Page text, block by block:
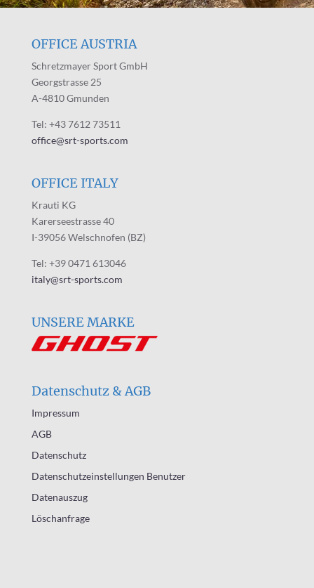
OFFICE AUSTRIA
Schretzmayer Sport GmbH
Georgstrasse 25
A-4810 Gmunden
Tel: +43 7612 73511
office@srt-sports.com
OFFICE ITALY
Krauti KG
Karerseestrasse 40
I-39056 Welschnofen (BZ)
Tel: +39 0471 613046
italy@srt-sports.com
UNSERE MARKE
Datenschutz & AGB
Impressum
AGB
Datenschutz
Datenschutzeinstellungen Benutzer
Datenauszug
Löschanfrage